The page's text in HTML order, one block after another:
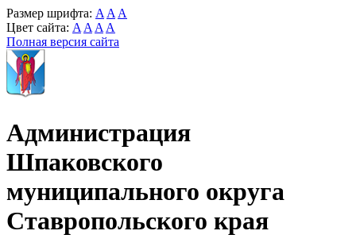
Размер шрифта: A A A
Цвет сайта: A A A A
Полная версия сайта
Администрация
Шпаковского
муниципального округа
Ставропольского края